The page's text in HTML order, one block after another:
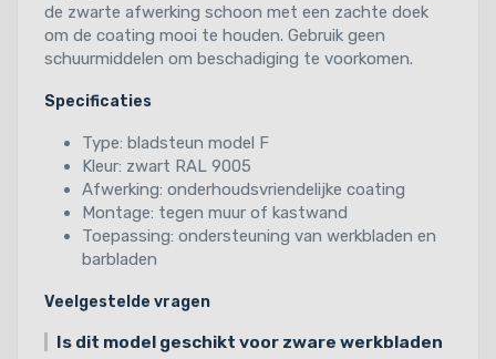
de zwarte afwerking schoon met een zachte doek
om de coating mooi te houden. Gebruik geen
schuurmiddelen om beschadiging te voorkomen.
Specificaties
Type: bladsteun model F
Kleur: zwart RAL 9005
Afwerking: onderhoudsvriendelijke coating
Montage: tegen muur of kastwand
Toepassing: ondersteuning van werkbladen en
barbladen
Veelgestelde vragen
Is dit model geschikt voor zware werkbladen